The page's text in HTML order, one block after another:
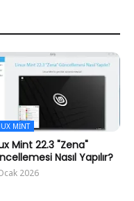
MINT
Mint 22.3 "Zena"
Nasıl Yapılır?
2026